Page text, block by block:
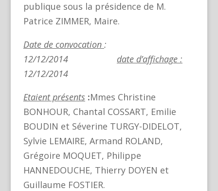
publique sous la présidence de M.
Patrice ZIMMER, Maire.
Date de convocation :
12/12/2014 date d’affichage :
12/12/2014
Etaient présents :Mmes Christine
BONHOUR, Chantal COSSART, Emilie
BOUDIN et Séverine TURGY-DIDELOT,
Sylvie LEMAIRE, Armand ROLAND,
Grégoire MOQUET, Philippe
HANNEDOUCHE, Thierry DOYEN et
Guillaume FOSTIER.